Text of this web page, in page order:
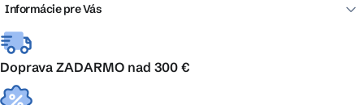
Informácie pre Vás
Doprava ZADARMO nad 300 €